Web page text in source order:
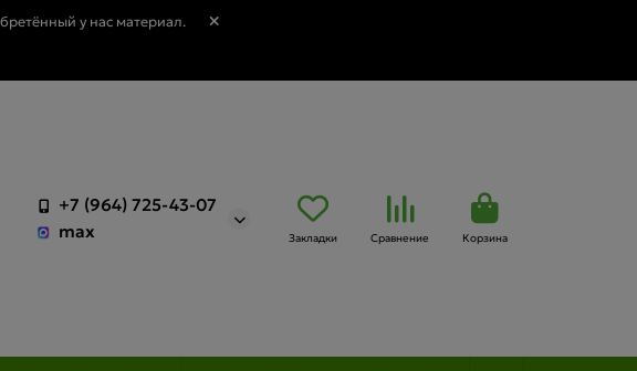
у нас материал.
+7 (964) 725-43-07
max
Закладки Сравнение Корзина